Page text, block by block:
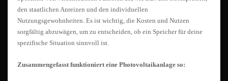
den staatlichen Anreizen und den individuellen
Nutzungsgewohnheiten. Es ist wichtig, die Kosten und Nutzen
sorgfältig abzuwägen, um zu entscheiden, ob ein Speicher für deine
spezifische Situation sinnvoll ist.
Zusammengefasst funktioniert eine Photovoltaikanlage so: